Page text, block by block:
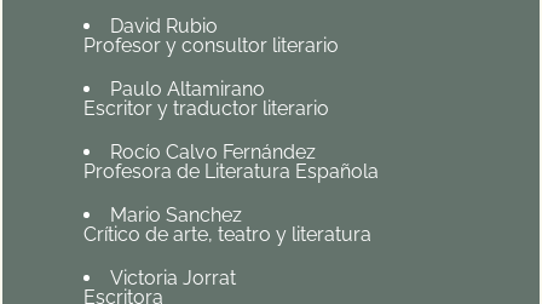
David Rubio
Profesor y consultor literario
Paulo Altamirano
Escritor y traductor literario
Rocío Calvo Fernández
Profesora de Literatura Española
Mario Sanchez
Crítico de arte, teatro y literatura
Victoria Jorrat
Escritora